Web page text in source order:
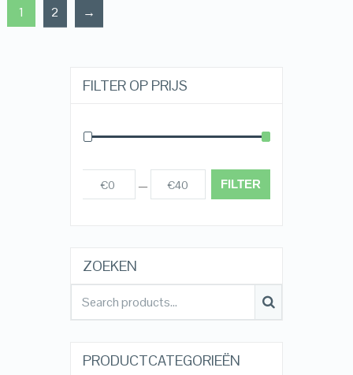
1 2 →
FILTER OP PRIJS
FILTER
€0 — €40
ZOEKEN
PRODUCTCATEGORIEËN